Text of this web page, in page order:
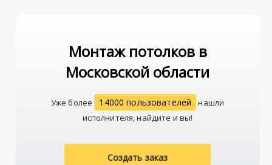
Монтаж потолков в
Московской области
Уже более 14000 пользователей
нашли
исполнителя, найдите и вы!
Создать заказ